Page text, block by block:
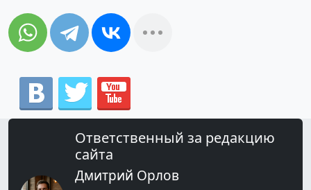
Ответственный за редакцию
сайта
Дмитрий Орлов